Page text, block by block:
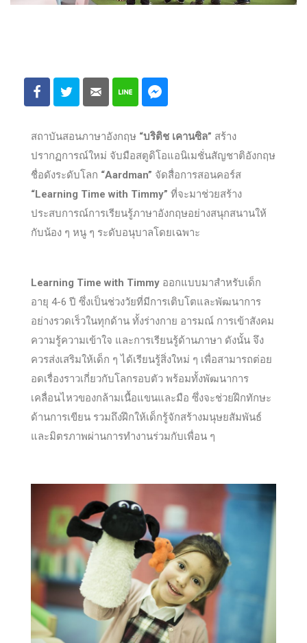
สถาบันสอนภาษาอังกฤษ “บริติช เคานซิล” สร้าง
ปรากฏการณ์ใหม่ จับมือสตูดิโอแอนิเมชั่นสัญชาติอังกฤษ
ชื่อดังระดับโลก “Aardman” จัดสื่อการสอนคอร์ส
“Learning Time with Timmy” ที่จะมาช่วยสร้าง
ประสบการณ์การเรียนรู้ภาษาอังกฤษอย่างสนุกสนานให้
กับน้อง ๆ หนู ๆ ระดับอนุบาลโดยเฉพาะ
Learning Time with Timmy ออกแบบมาสำหรับเด็ก
อายุ 4-6 ปี ซึ่งเป็นช่วงวัยที่มีการเติบโตและพัฒนาการ
อย่างรวดเร็วในทุกด้าน ทั้งร่างกาย อารมณ์ การเข้าสังคม
ความรู้ความเข้าใจ และการเรียนรู้ด้านภาษา ดังนั้น จึง
ควรส่งเสริมให้เด็ก ๆ ได้เรียนรู้สิ่งใหม่ ๆ เพื่อสามารถต่อย
อดเรื่องราวเกี่ยวกับโลกรอบตัว พร้อมทั้งพัฒนาการ
เคลื่อนไหวของกล้ามเนื้อแขนและมือ ซึ่งจะช่วยฝึกทักษะ
ด้านการเขียน รวมถึงฝึกให้เด็กรู้จักสร้างมนุษยสัมพันธ์
และมิตรภาพผ่านการทำงานร่วมกับเพื่อน ๆ